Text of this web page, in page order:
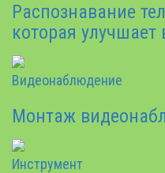
Распознавание
которая улучшает
Видеонаблюдение
Монтаж
Инструмент